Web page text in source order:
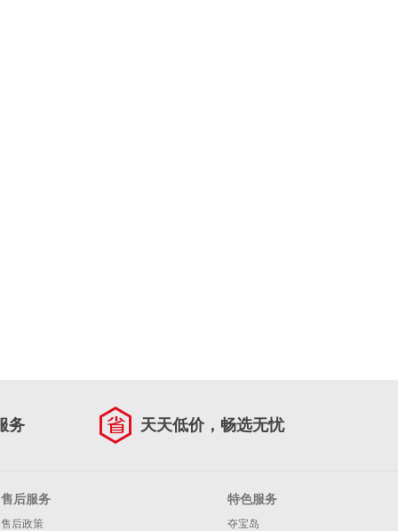
务 天天低价，畅选无忧
售后服务
售后政策
特色服务
夺宝岛